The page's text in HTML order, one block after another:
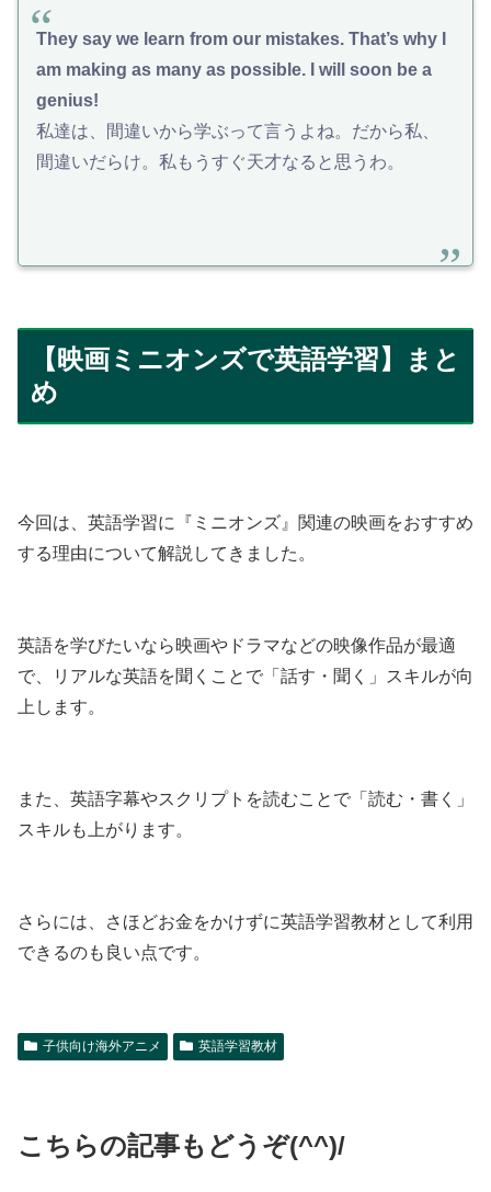
They say we learn from our mistakes. That’s why I
am making as many as possible. I will soon be a
genius!
私達は、間違いから学ぶって言うよね。だから私、
間違いだらけ。私もうすぐ天才なると思うわ。
【映画ミニオンズで英語学習】まと
め
今回は、英語学習に『ミニオンズ』関連の映画をおすすめ
する理由について解説してきました。
英語を学びたいなら映画やドラマなどの映像作品が最適
で、リアルな英語を聞くことで「話す・聞く」スキルが向
上します。
また、英語字幕やスクリプトを読むことで「読む・書く」
スキルも上がります。
さらには、さほどお金をかけずに英語学習教材として利用
できるのも良い点です。
子供向け海外アニメ 英語学習教材
こちらの記事もどうぞ(^^)/